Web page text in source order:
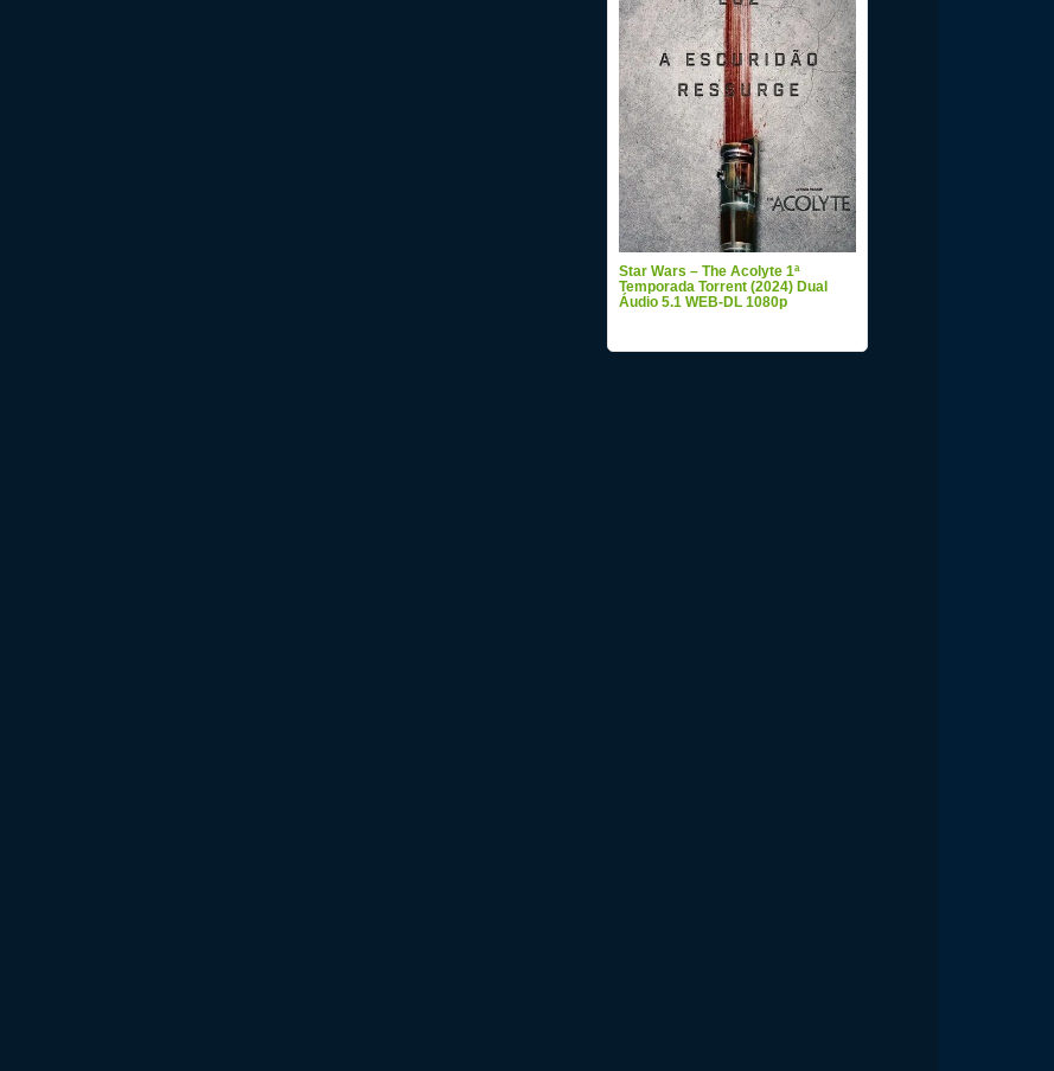
Star Wars – The Acolyte 1ª
Temporada Torrent (2024) Dual
Áudio 5.1 WEB-DL 1080p